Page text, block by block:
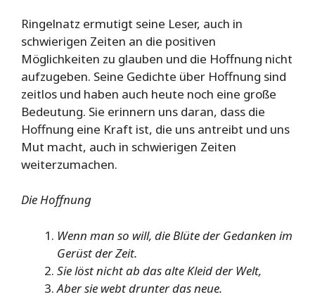
Ringelnatz ermutigt seine Leser, auch in
schwierigen Zeiten an die positiven
Möglichkeiten zu glauben und die Hoffnung nicht
aufzugeben. Seine Gedichte über Hoffnung sind
zeitlos und haben auch heute noch eine große
Bedeutung. Sie erinnern uns daran, dass die
Hoffnung eine Kraft ist, die uns antreibt und uns
Mut macht, auch in schwierigen Zeiten
weiterzumachen.
Die Hoffnung
Wenn man so will, die Blüte der Gedanken im
Gerüst der Zeit.
Sie löst nicht ab das alte Kleid der Welt,
Aber sie webt drunter das neue.